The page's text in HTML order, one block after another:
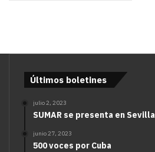
Últimos boletines
julio 2, 2023
SUMAR se presenta en Sevilla
junio 27, 2023
500 voces por Cuba